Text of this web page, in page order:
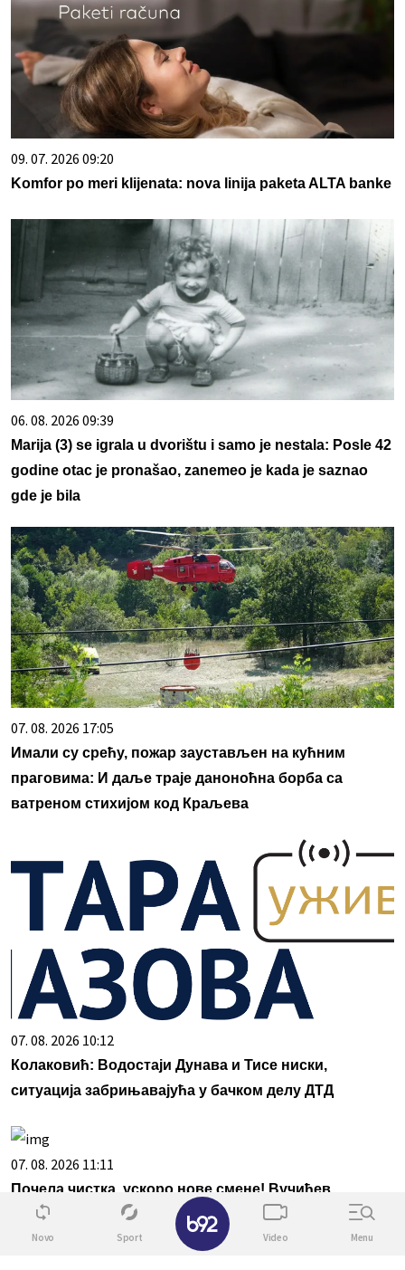
09. 07. 2026 09:20
Komfor po meri klijenata: nova linija paketa ALTA banke
06. 08. 2026 09:39
Marija (3) se igrala u dvorištu i samo je nestala: Posle 42
godine otac je pronašao, zanemeo je kada je saznao
gde je bila
07. 08. 2026 17:05
Имали су срећу, пожар заустављен на кућним
праговима: И даље траје даноноћна борба са
ватреном стихијом код Краљева
07. 08. 2026 10:12
Колаковић: Водостаји Дунава и Тисе ниски,
ситуација забрињавајућа у бачком делу ДТД
07. 08. 2026 11:11
Почела чистка, ускоро нове смене! Вучићев
одговор на жалбе грађана на порталу Ко си бре ти,
смењена два директора
Novo Sport Video Menu
✕